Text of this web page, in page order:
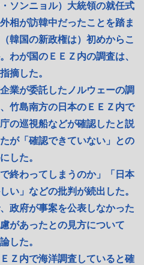
ソンニョル）大統領の就任式
相が訪韓中だったことを踏ま
韓国の新政権は）初めからこ
わが国のＥＥＺ内の調査は、
摘した。
業が委託したノルウェーの調
竹島南方の日本のＥＥＺ内で
の巡視船などが確認したと説
が「確認できていない」との
した。
終わってしまうのか」「日本
い」などの批判が続出した。
政府が事案を公表しなかった
があったとの見方について
した。
Ｚ内で海洋調査していると確